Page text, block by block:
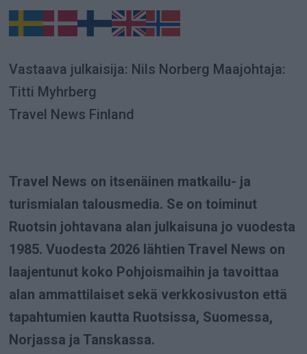
Vastaava julkaisija: Nils Norberg Maajohtaja:
Titti Myhrberg
Travel News Finland
Travel News on itsenäinen matkailu- ja
turismialan talousmedia. Se on toiminut
Ruotsin johtavana alan julkaisuna jo vuodesta
1985. Vuodesta 2026 lähtien Travel News on
laajentunut koko Pohjoismaihin ja tavoittaa
alan ammattilaiset sekä verkkosivuston että
tapahtumien kautta Ruotsissa, Suomessa,
Norjassa ja Tanskassa.